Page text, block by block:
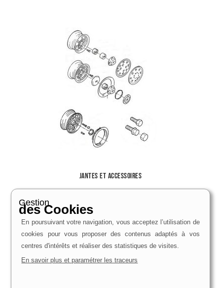
Jantes et accessoires
Gestion
des Cookies
En poursuivant votre navigation, vous acceptez l’utilisation de
cookies pour vous proposer des contenus adaptés à vos
centres d'intérêts et réaliser des statistiques de visites.
En savoir plus et paramétrer les traceurs